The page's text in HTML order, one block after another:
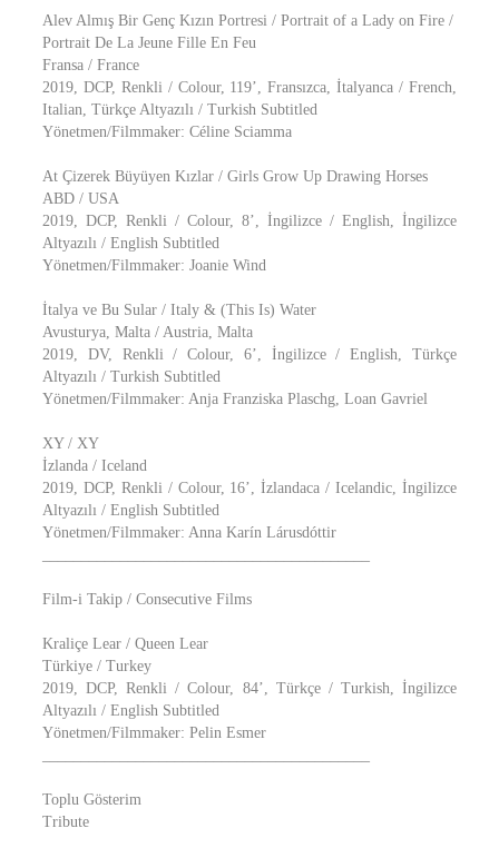
Alev Almış Bir Genç Kızın Portresi / Portrait of a Lady on Fire /
Portrait De La Jeune Fille En Feu
Fransa / France
2019, DCP, Renkli / Colour, 119’, Fransızca, İtalyanca / French,
Italian, Türkçe Altyazılı / Turkish Subtitled
Yönetmen/Filmmaker: Céline Sciamma
At Çizerek Büyüyen Kızlar / Girls Grow Up Drawing Horses
ABD / USA
2019, DCP, Renkli / Colour, 8’, İngilizce / English, İngilizce
Altyazılı / English Subtitled
Yönetmen/Filmmaker: Joanie Wind
İtalya ve Bu Sular / Italy & (This Is) Water
Avusturya, Malta / Austria, Malta
2019, DV, Renkli / Colour, 6’, İngilizce / English, Türkçe
Altyazılı / Turkish Subtitled
Yönetmen/Filmmaker: Anja Franziska Plaschg, Loan Gavriel
XY / XY
İzlanda / Iceland
2019, DCP, Renkli / Colour, 16’, İzlandaca / Icelandic, İngilizce
Altyazılı / English Subtitled
Yönetmen/Filmmaker: Anna Karín Lárusdóttir
Film-i Takip / Consecutive Films
Kraliçe Lear / Queen Lear
Türkiye / Turkey
2019, DCP, Renkli / Colour, 84’, Türkçe / Turkish, İngilizce
Altyazılı / English Subtitled
Yönetmen/Filmmaker: Pelin Esmer
Toplu Gösterim
Tribute